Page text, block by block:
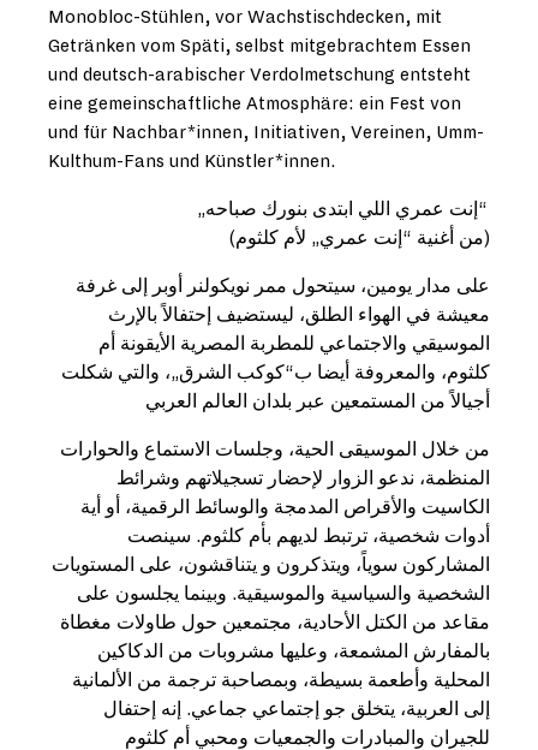
Monobloc-Stühlen, vor Wachstischdecken, mit
Getränken vom Späti, selbst mitgebrachtem Essen
und deutsch-arabischer Verdolmetschung entsteht
eine gemeinschaftliche Atmosphäre: ein Fest von
und für Nachbar*innen, Initiativen, Vereinen, Umm-
Kulthum-Fans und Künstler*innen.
„إنت عمري اللي ابتدى بنورك صباحه“
(من أغنية “إنت عمري„ لأم كلثوم)
على مدار يومين، سيتحول ممر نويكولنر أوبر إلى غرفة
معيشة في الهواء الطلق، ليستضيف إحتفالاً بالإرث
الموسيقي والاجتماعي للمطربة المصرية الأيقونة أم
كلثوم، والمعروفة أيضا ب“كوكب الشرق„، والتي شكلت
أجيالاً من المستمعين عبر بلدان العالم العربي
من خلال الموسيقى الحية، وجلسات الاستماع والحوارات
المنظمة، ندعو الزوار لإحضار تسجيلاتهم وشرائط
الكاسيت والأقراص المدمجة والوسائط الرقمية، أو أية
أدوات شخصية، ترتبط لديهم بأم كلثوم. سينصت
المشاركون سوياً، ويتذكرون و يتناقشون، على المستويات
الشخصية والسياسية والموسيقية. وبينما يجلسون على
مقاعد من الكتل الأحادية، مجتمعين حول طاولات مغطاة
بالمفارش المشمعة، وعليها مشروبات من الدكاكين
المحلية وأطعمة بسيطة، وبمصاحبة ترجمة من الألمانية
إلى العربية، يتخلق جو إجتماعي جماعي. إنه إحتفال
للجيران والمبادرات والجمعيات ومحبي أم كلثوم